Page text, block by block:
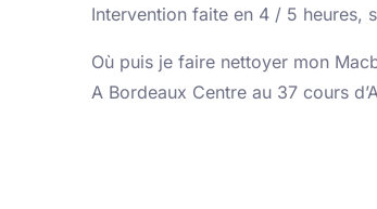
Intervention faite en 4 / 5 heures,
Où puis je faire nettoyer mon
A Bordeaux Centre au 37 cours